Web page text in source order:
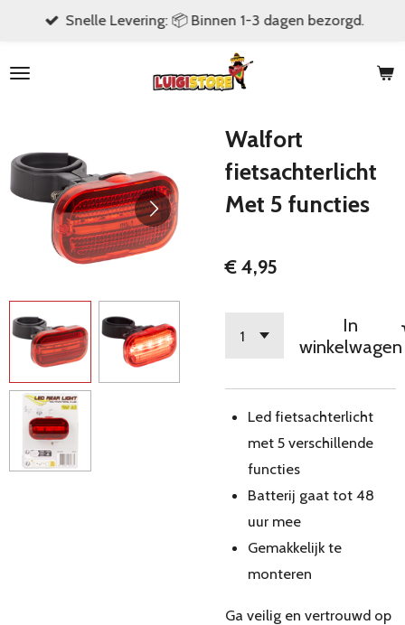
naar
Snelle Levering: 📦 Binnen 1-3 dagen bezorgd.
Walfort
fietsachterlicht
Met 5 functies
€ 4,95
In
winkelwagen
Led fietsachterlicht
met 5 verschillende
functies
Batterij gaat tot 48
uur mee
Gemakkelijk te
monteren
Ga veilig en vertrouwd op